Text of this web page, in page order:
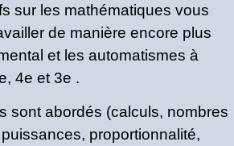
sur les mathématiques vous
de manière encore plus
et les automatismes à
4e et 3e .
sont abordés (calculs, nombres
proportionnalité,